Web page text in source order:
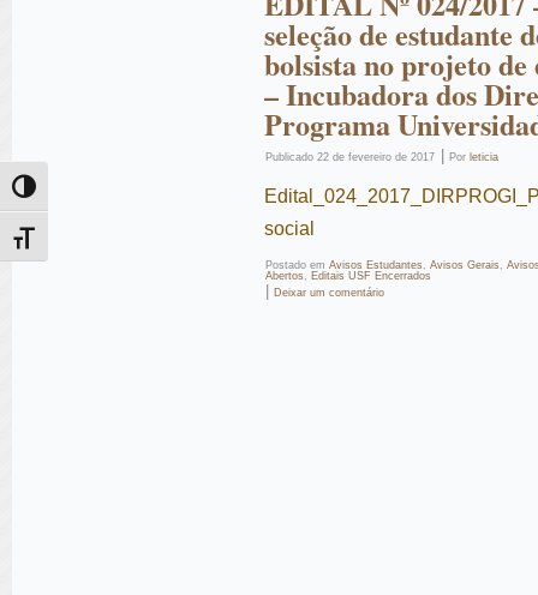
Alternar alto contraste
Alternar tamanho da fonte
seleção de estudante
bolsista no projeto
– Incubadora dos
Programa
Publicado 22 de fevereiro de 2017 Por leticia
social
Postado em Avisos Estudantes , Avisos Gerais ,
Abertos , Editais USF Encerrados
Deixar um comentário